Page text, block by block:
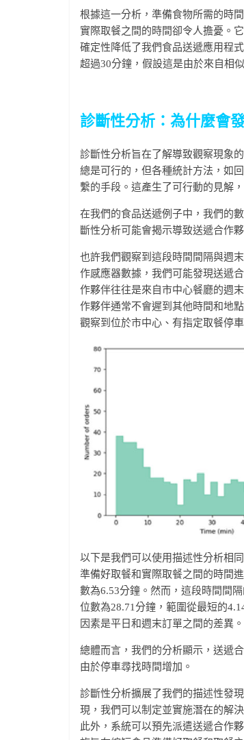
根據這一分析，準備食物所需的時
實際取餐之間的時間卻令人擔憂。
確定性降低了我們食品送遞應用程
超過30分鐘，假設這是由於來自相
診斷性分析：為什麼會
診斷性分析旨在了解導致觀察現象
總是可行的，但各種統計方法，如
繫的手段。這產生了可行動的見解
在我們的食品送遞例子中，我們的
斷性分析可能會揭示導致送遞合作
也許我們觀察到這段時間間隔與週
作感應器數據，我們可能發現送遞
作夥伴往往是來自市中心餐廳的週
作夥伴通常不會遲到其他時間和地
觀察到位於市中心、有指定取餐停
以下是我們可以使用描述性分析相
準備好取餐和實際取餐之間的時間
數為6.53分鐘。然而，這段時間間
位數為28.71分鐘，範圍從最短的
因素是平日和週末訂單之間的差異。
總體而言，我們的分析顯示，送遞
由於停車尋找時間增加。
診斷性分析擴展了我們的描述性發
現，我們可以制定並實施潛在的解
此外，系統可以預先派遣送遞合作